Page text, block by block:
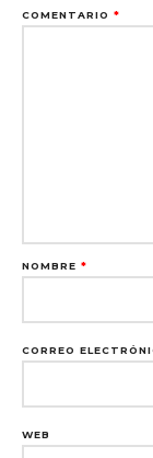
COMENTARIO *
NOMBRE *
CORREO
WEB